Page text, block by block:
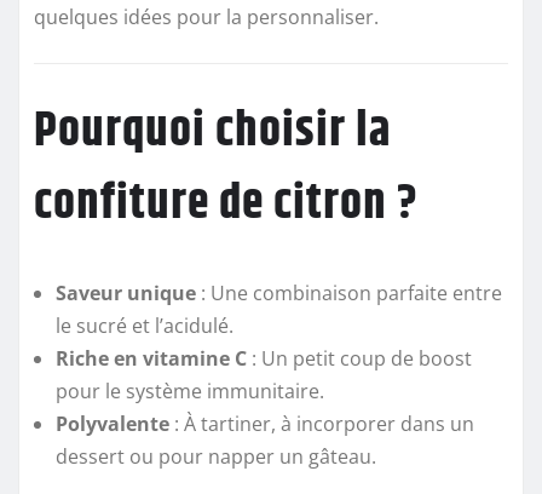
quelques idées pour la personnaliser.
Pourquoi choisir la
confiture de citron ?
Saveur unique : Une combinaison parfaite entre
le sucré et l’acidulé.
Riche en vitamine C : Un petit coup de boost
pour le système immunitaire.
Polyvalente : À tartiner, à incorporer dans un
dessert ou pour napper un gâteau.